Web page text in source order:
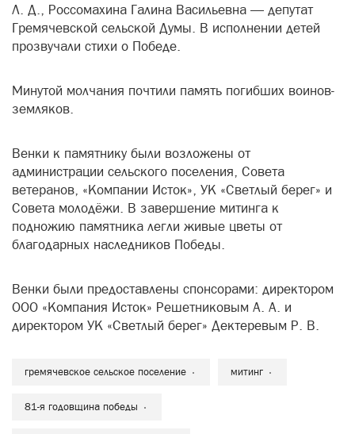
Л. Д., Россомахина Галина Васильевна — депутат
Гремячевской сельской Думы. В исполнении детей
прозвучали стихи о Победе.
Минутой молчания почтили память погибших воинов-
земляков.
Венки к памятнику были возложены от
администрации сельского поселения, Совета
ветеранов, «Компании Исток», УК «Светлый берег» и
Совета молодёжи. В завершение митинга к
подножию памятника легли живые цветы от
благодарных наследников Победы.
Венки были предоставлены спонсорами: директором
ООО «Компания Исток» Решетниковым А. А. и
директором УК «Светлый берег» Дектеревым Р. В.
гремячевское сельское поселение митинг
81-я годовщина победы